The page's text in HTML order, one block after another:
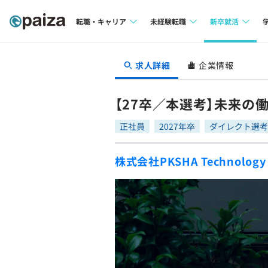
転職・キャリア
転職成功ガイド
転職エージェント
未経験転職
求人検索
転職成功ガイド
新卒就活
本選考
インターン
新卒エージェ
イベント・セ
就活成功ガイド
求人詳細 企業情報
【27卒／本選考】未来
正社員 2027年卒 ダイレクト選考
株式会社PKSHA Technology